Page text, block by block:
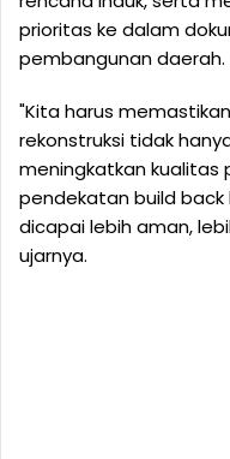
prioritas ke dalam
pembangunan daerah.
"Kita harus
rekonstruksi tidak
meningkatkan kualitas
pendekatan build
dicapai lebih aman,
ujarnya.